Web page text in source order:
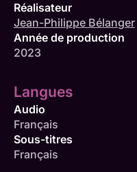
Réalisateur
Jean-Philippe Bélanger
Année de production
2023
Langues
Audio
Français
Sous-titres
Français